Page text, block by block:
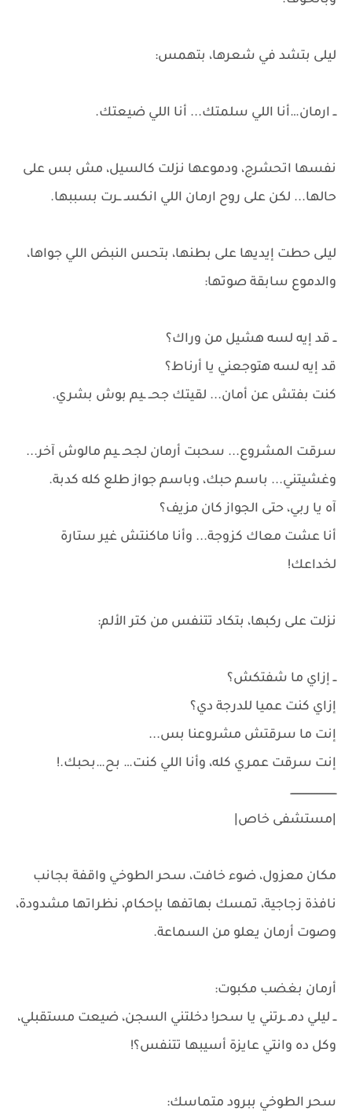
ليلى بتشد في شعرها، بتهمس:
ــ ارمان…أنا اللي سلمتك... أنا اللي ضيعتك.
نفسها اتحشرج، ودموعها نزلت كالسيل، مش بس على
حالها... لكن على روح ارمان اللي انكسـ ــرت بسببها.
ليلى حطت إيديها على بطنها، بتحس النبض اللي جواها،
والدموع سابقة صوتها:
ــ قد إيه لسه هشيل من وراك؟
قد إيه لسه هتوجعني يا أرناط؟
كنت بفتش عن أمان... لقيتك جحــ ـيم بوش بشري.
سرقت المشروع... سحبت أرمان لجحـ ـيم مالوش آخر...
وغشيتني... باسم حبك، وباسم جواز طلع كله كدبة.
آه يا ربي، حتى الجواز كان مزيف؟
أنا عشت معاك كزوجة... وأنا ماكنتش غير ستارة
لخداعك!
نزلت على ركبها، بتكاد تتنفس من كتر الألم:
ــ إزاي ما شفتكش؟
إزاي كنت عميا للدرجة دي؟
إنت ما سرقتش مشروعنا بس...
إنت سرقت عمري كله، وأنا اللي كنت… بح…بحبك.!
ـــــــــــــــــــــــــــــ
|مستشفى خاص|
مكان معزول، ضوء خافت، سحر الطوخي واقفة بجانب
نافذة زجاجية، تمسك بهاتفها بإحكام، نظراتها مشدودة،
وصوت أرمان يعلو من السماعة.
أرمان بغضب مكبوت:
ــ ليلي دمـ ـرتني يا سحر! دخلتني السجن، ضيعت مستقبلي،
وكل ده وانتي عايزة أسيبها تتنفس؟!
سحر الطوخي ببرود متماسك: